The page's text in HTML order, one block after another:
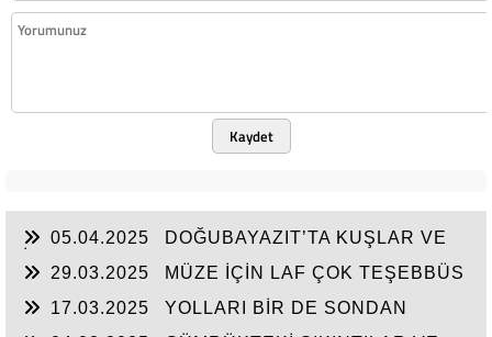
Kaydet
05.04.2025
DOĞUBAYAZIT’TA KUŞLAR VE
29.03.2025
MÜZE İÇİN LAF ÇOK TEŞEBBÜS
17.03.2025
YOLLARI BİR DE SONDAN